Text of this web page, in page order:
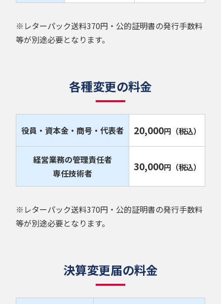
※レターパック送料370円・公的証明書の発行手数料
等が別途必要となります。
各種変更の料金
役員・資本金・商号・代表者 20,000円 （税込）
経営業務の管理責任者
専任技術者
30,000円 （税込）
※レターパック送料370円・公的証明書の発行手数料
等が別途必要となります。
決算変更届の料金